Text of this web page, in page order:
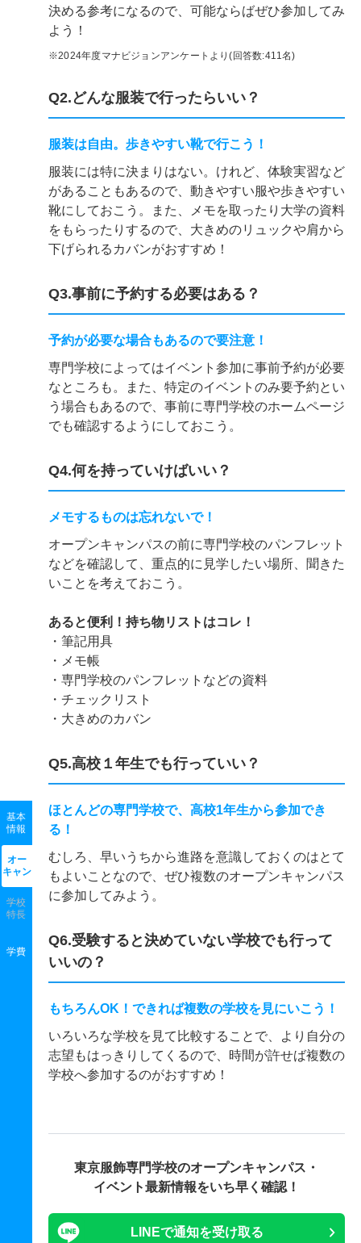
基本
情報
オー
キャン
学校
特長
学費
決める参考になるので、可能ならばぜひ参加してみ
よう！
※2024年度マナビジョンアンケートより(回答数:411名)
Q2.どんな服装で行ったらいい？
服装は自由。歩きやすい靴で行こう！
服装には特に決まりはない。けれど、体験実習など
があることもあるので、動きやすい服や歩きやすい
靴にしておこう。また、メモを取ったり大学の資料
をもらったりするので、大きめのリュックや肩から
下げられるカバンがおすすめ！
Q3.事前に予約する必要はある？
予約が必要な場合もあるので要注意！
専門学校によってはイベント参加に事前予約が必要
なところも。また、特定のイベントのみ要予約とい
う場合もあるので、事前に専門学校のホームページ
でも確認するようにしておこう。
Q4.何を持っていけばいい？
メモするものは忘れないで！
オープンキャンパスの前に専門学校のパンフレット
などを確認して、重点的に見学したい場所、聞きた
いことを考えておこう。
あると便利！持ち物リストはコレ！
・筆記用具
・メモ帳
・専門学校のパンフレットなどの資料
・チェックリスト
・大きめのカバン
Q5.高校１年生でも行っていい？
ほとんどの専門学校で、高校1年生から参加でき
る！
むしろ、早いうちから進路を意識しておくのはとて
もよいことなので、ぜひ複数のオープンキャンパス
に参加してみよう。
Q6.受験すると決めていない学校でも行って
いいの？
もちろんOK！できれば複数の学校を見にいこう！
いろいろな学校を見て比較することで、より自分の
志望もはっきりしてくるので、時間が許せば複数の
学校へ参加するのがおすすめ！
東京服飾専門学校のオープンキャンパス・
イベント最新情報をいち早く確認！
LINEで通知を受け取る